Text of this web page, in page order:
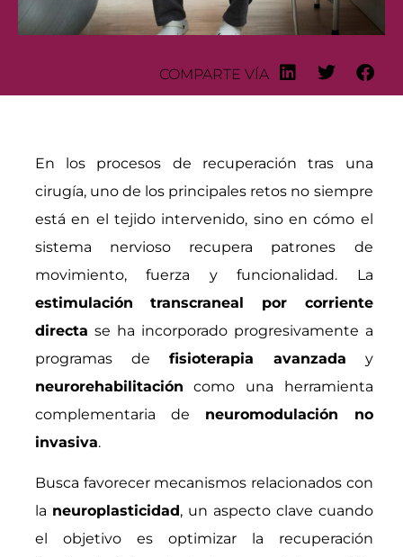
COMPARTE VÍA
En los procesos de recuperación tras una
cirugía, uno de los principales retos no siempre
está en el tejido intervenido, sino en cómo el
sistema nervioso recupera patrones de
movimiento, fuerza y funcionalidad. La
estimulación transcraneal por corriente
directa se ha incorporado progresivamente a
programas de fisioterapia avanzada y
neurorehabilitación como una herramienta
complementaria de neuromodulación no
invasiva.
Busca favorecer mecanismos relacionados con
la neuroplasticidad, un aspecto clave cuando
el objetivo es optimizar la recuperación